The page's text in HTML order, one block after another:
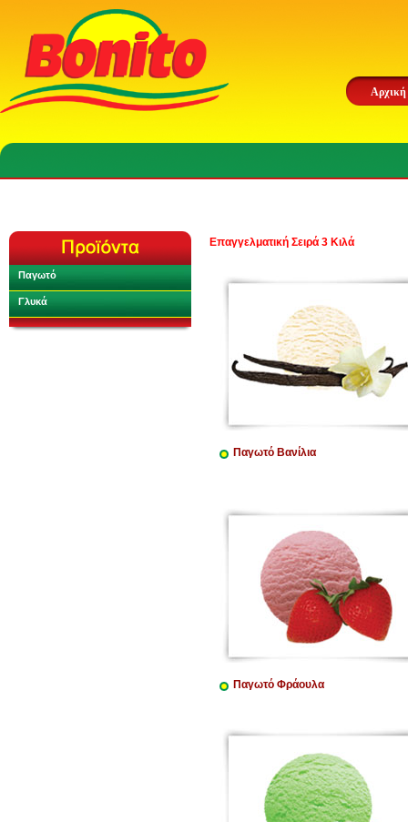
Αρχική
Παγωτό
Γλυκά
Επαγγελματική Σειρά 3 Κιλά
Παγωτό Βανίλια
Παγωτό Φράουλα